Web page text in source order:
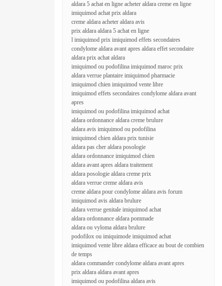
aldara 5 achat en ligne acheter aldara creme en ligne
imiquimod achat prix aldara
creme aldara acheter aldara avis
prix aldara aldara 5 achat en ligne
l imiquimod prix imiquimod effets secondaires
condylome aldara avant apres aldara effet secondaire
aldara prix achat aldara
imiquimod ou podofilina imiquimod maroc prix
aldara verrue plantaire imiquimod pharmacie
imiquimod chien imiquimod vente libre
imiquimod effets secondaires condylome aldara avant
apres
imiquimod ou podofilina imiquimod achat
aldara ordonnance aldara creme brulure
aldara avis imiquimod ou podofilina
imiquimod chien aldara prix tunisie
aldara pas cher aldara posologie
aldara ordonnance imiquimod chien
aldara avant apres aldara traitement
aldara posologie aldara creme prix
aldara verrue creme aldara avis
creme aldara pour condylome aldara avis forum
imiquimod avis aldara brulure
aldara verrue genitale imiquimod achat
aldara ordonnance aldara pommade
aldara ou vyloma aldara brulure
podofilox ou imiquimode imiquimod achat
imiquimod vente libre aldara efficace au bout de combien
de temps
aldara commander condylome aldara avant apres
prix aldara aldara avant apres
imiquimod ou podofilina aldara avis